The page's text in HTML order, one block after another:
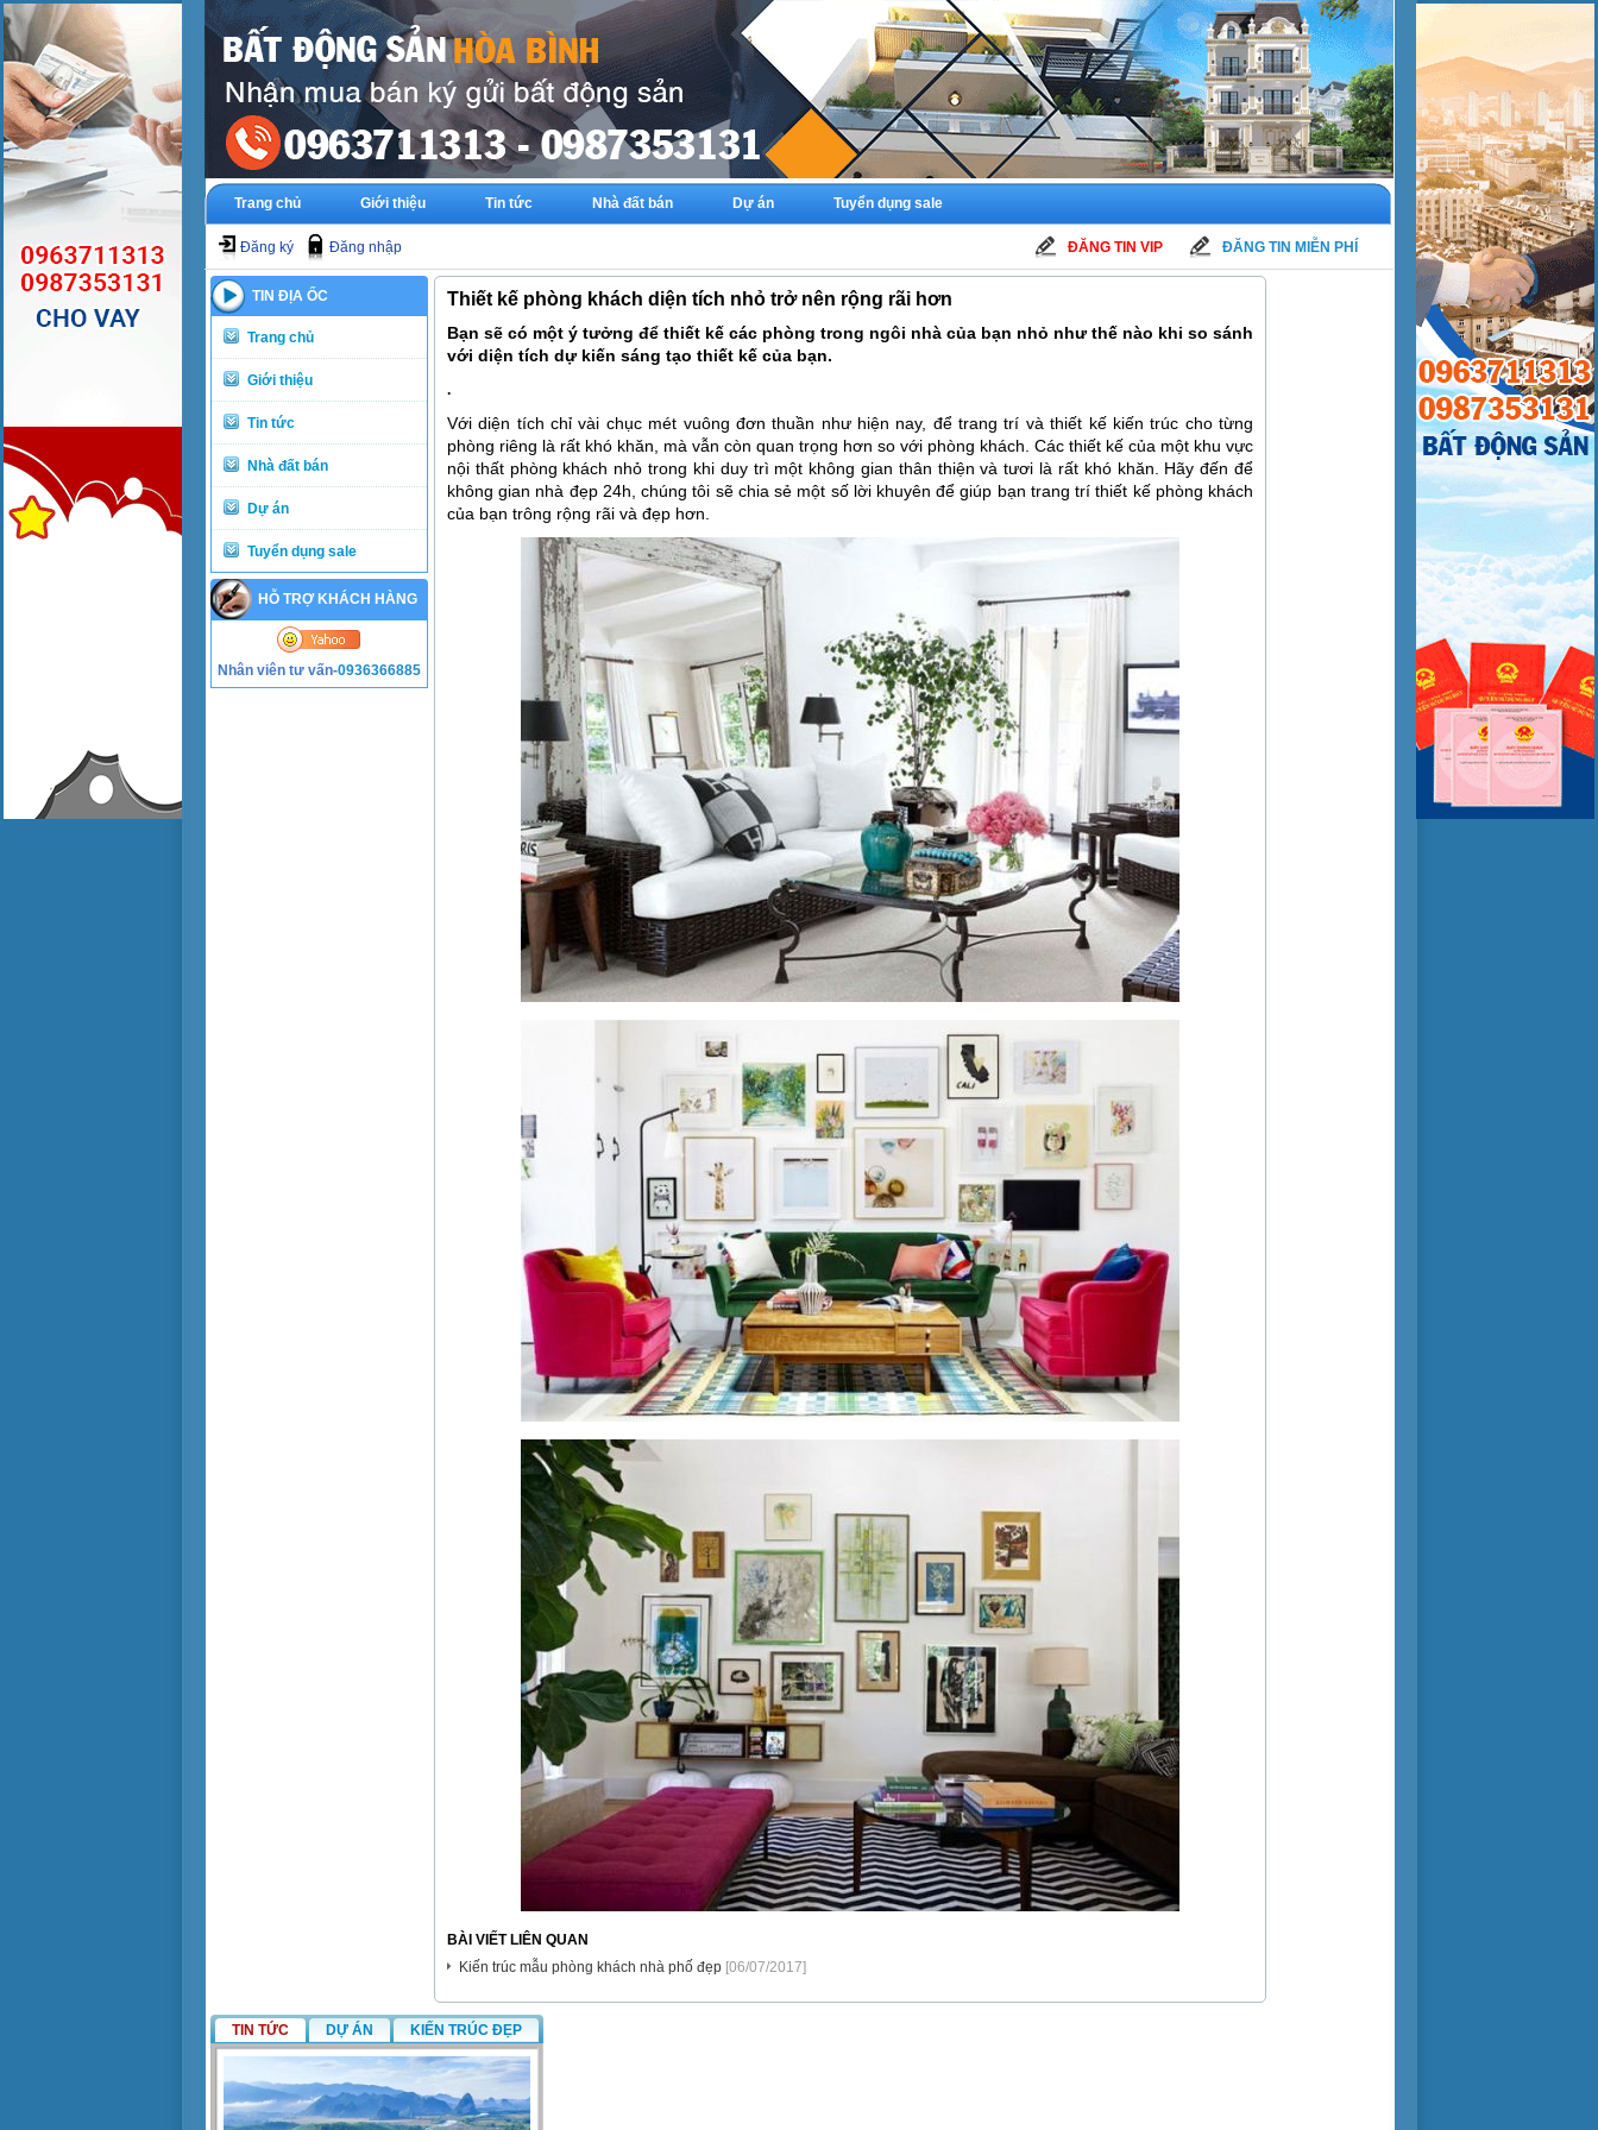
Trang chủ Giới thiệu Tin tức Nhà đất bán Dự án Tuyển dụng sale
Đăng ký Đăng nhập ĐĂNG TIN VIP ĐĂNG TIN MIỄN PHÍ
TIN ĐỊA ỐC
Trang chủ
Giới thiệu
Tin tức
Nhà đất bán
Dự án
Tuyển dụng sale
HỖ TRỢ KHÁCH HÀNG
Nhân viên tư vấn-0936366885
Thiết kế phòng khách diện tích nhỏ trở nên rộng rãi hơn
Bạn sẽ có một ý tưởng để thiết kế các phòng trong ngôi nhà của bạn nhỏ như thế nào khi so sánh
với diện tích dự kiến sáng tạo thiết kế của bạn.
.
Với diện tích chỉ vài chục mét vuông đơn thuần như hiện nay, để trang trí và thiết kế kiến trúc cho từng
phòng riêng là rất khó khăn, mà vẫn còn quan trọng hơn so với phòng khách. Các thiết kế của một khu vực
nội thất phòng khách nhỏ trong khi duy trì một không gian thân thiện và tươi là rất khó khăn. Hãy đến để
không gian nhà đẹp 24h, chúng tôi sẽ chia sẻ một số lời khuyên để giúp bạn trang trí thiết kế phòng khách
của bạn trông rộng rãi và đẹp hơn.
BÀI VIẾT LIÊN QUAN
Kiến trúc mẫu phòng khách nhà phố đẹp [06/07/2017]
TIN TỨC DỰ ÁN KIẾN TRÚC ĐẸP